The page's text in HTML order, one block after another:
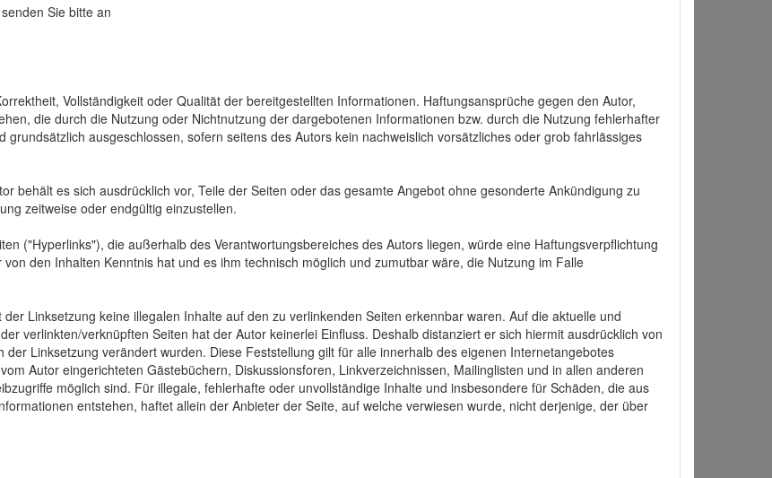
Sie bitte an
Vollständigkeit oder Qualität der bereitgestellten Informationen. Haftungsansprüche gegen den Autor,
die durch die Nutzung oder Nichtnutzung der dargebotenen Informationen bzw. durch die Nutzung fehlerhafter
ausgeschlossen, sofern seitens des Autors kein nachweislich vorsätzliches oder grob fahrlässiges
behält es sich ausdrücklich vor, Teile der Seiten oder das gesamte Angebot ohne gesonderte Ankündigung zu
zeitweise oder endgültig einzustellen.
("Hyperlinks"), die außerhalb des Verantwortungsbereiches des Autors liegen, würde eine Haftungsverpflichtung
den Inhalten Kenntnis hat und es ihm technisch möglich und zumutbar wäre, die Nutzung im Falle
Linksetzung keine illegalen Inhalte auf den zu verlinkenden Seiten erkennbar waren. Auf die aktuelle und
verlinkten/verknüpften Seiten hat der Autor keinerlei Einfluss. Deshalb distanziert er sich hiermit ausdrücklich von
Linksetzung verändert wurden. Diese Feststellung gilt für alle innerhalb des eigenen Internetangebotes
Autor eingerichteten Gästebüchern, Diskussionsforen, Linkverzeichnissen, Mailinglisten und in allen anderen
möglich sind. Für illegale, fehlerhafte oder unvollständige Inhalte und insbesondere für Schäden, die aus
entstehen, haftet allein der Anbieter der Seite, auf welche verwiesen wurde, nicht derjenige, der über